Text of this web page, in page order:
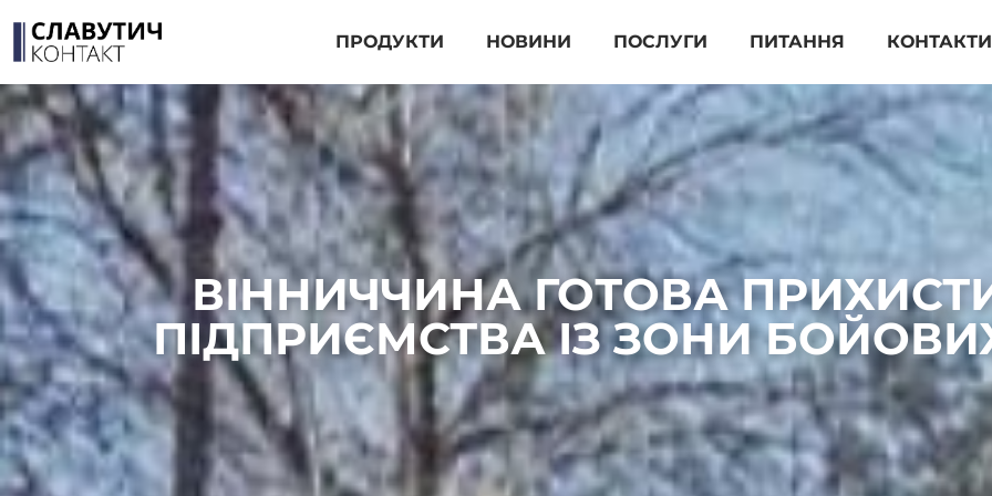
ПРОДУКТИ НОВИНИ ПОСЛУГИ ПИТАННЯ КОНТАКТИ
ВІННИЧЧИНА ГОТОВА
ПІДПРИЄМСТВА ІЗ ЗОНИ